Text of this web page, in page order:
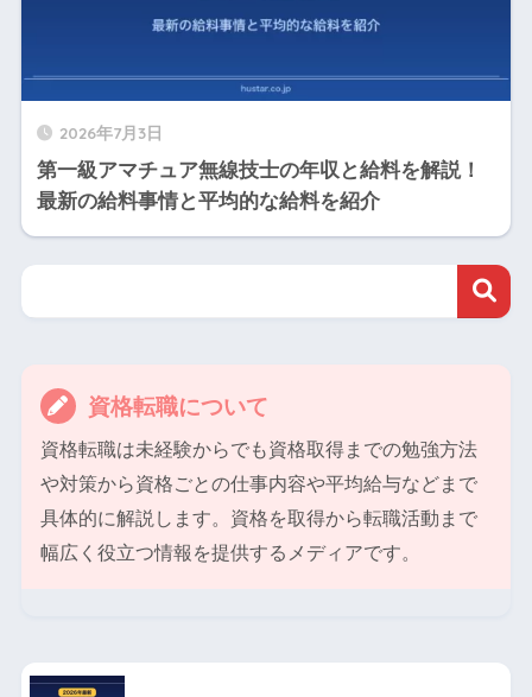
2026年7月3日
第一級アマチュア無線技士の年収と給料を解説！
最新の給料事情と平均的な給料を紹介
資格転職について
資格転職は未経験からでも資格取得までの勉強方法
や対策から資格ごとの仕事内容や平均給与などまで
具体的に解説します。資格を取得から転職活動まで
幅広く役立つ情報を提供するメディアです。